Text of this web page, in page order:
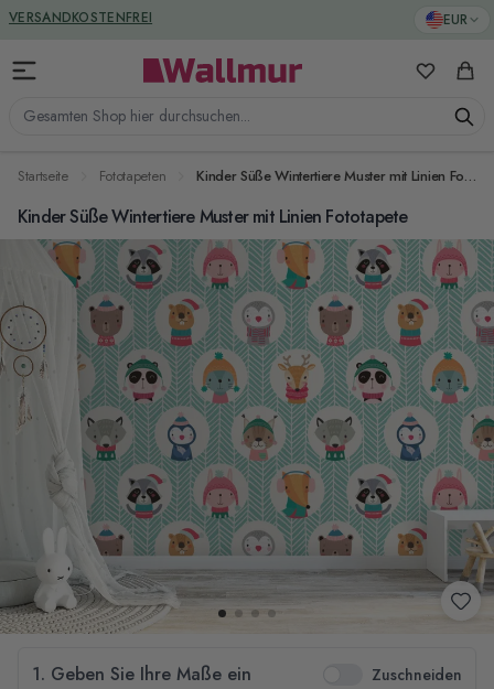
Zum Inhalt springen EUR
Gesamten Shop hier durchsuchen...
Meine
VERSANDKOSTENFREI
GREENGUARD ZERTIFIZIERT
Startseite Fototapeten Kinder Süße Wintertiere Muster mit Linien Fototapete
Kinder Süße Wintertiere Muster mit Linien Fototapete
1. Geben Sie Ihre Maße ein Zuschneiden